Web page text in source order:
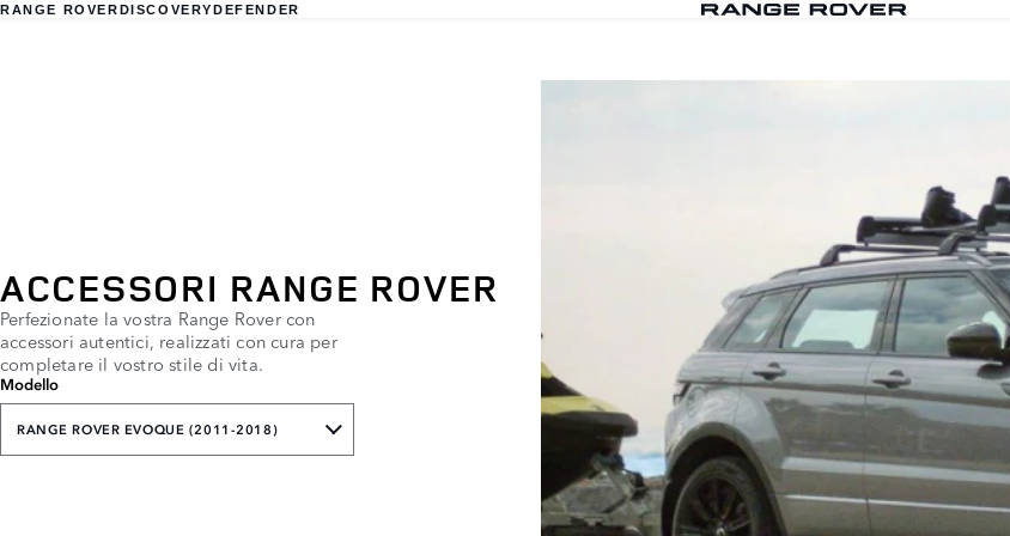
RANGE ROVERDISCOVERYDEFENDER
ACCESSORI RANGE ROVER
Perfezionate la vostra Range Rover con
accessori autentici, realizzati con cura per
completare il vostro stile di vita.
Modello
RANGE ROVER EVOQUE (2011-2018)